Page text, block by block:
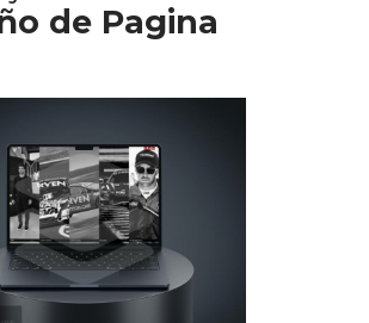
de Pagina
Web Manu Urcera